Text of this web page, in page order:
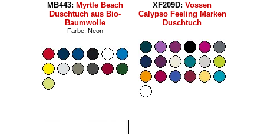
MB443: Myrtle Beach
Duschtuch aus Bio-
Baumwolle
Farbe: Neon
XF209D: Vossen
Calypso Feeling Marken
Duschtuch